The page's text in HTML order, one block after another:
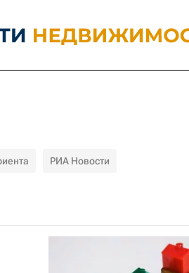
РИА Новости